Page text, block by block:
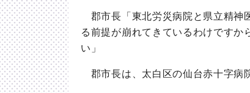
郡市長「東北労災病院と県立精神
る前提が崩れてきているわけですか
い」
郡市長は、太白区の仙台赤十字病